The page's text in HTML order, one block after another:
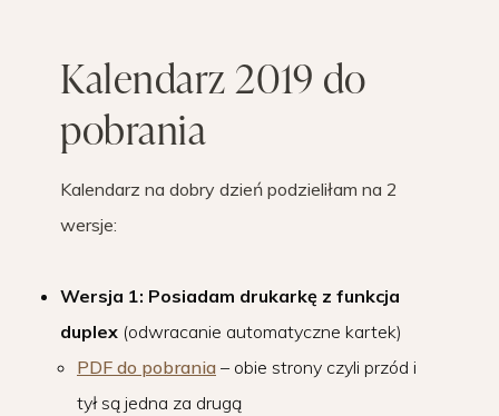
Kalendarz 2019 do
pobrania
Kalendarz na dobry dzień podzieliłam na 2
wersje:
Wersja 1: Posiadam drukarkę z funkcja
duplex (odwracanie automatyczne kartek)
PDF do pobrania – obie strony czyli przód i
tył są jedna za drugą